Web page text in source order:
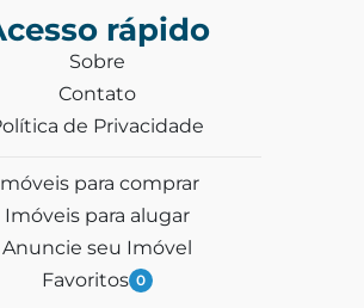
rápido
Sobre
Contato
de Privacidade
para comprar
Imóveis para alugar
Anuncie seu Imóvel
Favoritos 0